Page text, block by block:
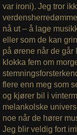
var ironi). Jeg tror
nå ut – å lage
eller som de kan
på ørene når de går
klokka fem om
flere enn meg som
og kjører bil i
melankolske
noe når de hører
Jeg blir veldig fort